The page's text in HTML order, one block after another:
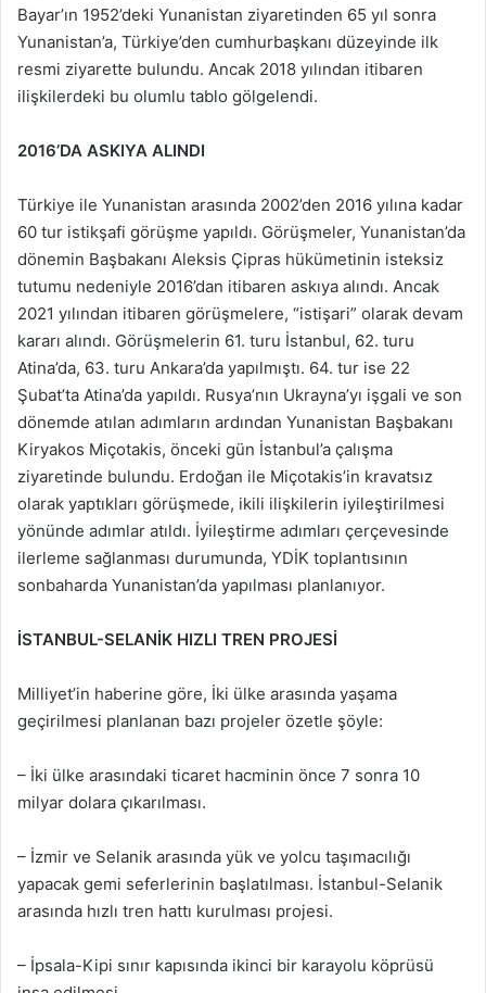
Bayar’ın 1952’deki Yunanistan ziyaretinden 65 yıl sonra
Yunanistan’a, Türkiye’den cumhurbaşkanı düzeyinde ilk
resmi ziyarette bulundu. Ancak 2018 yılından itibaren
ilişkilerdeki bu olumlu tablo gölgelendi.
2016’DA ASKIYA ALINDI
Türkiye ile Yunanistan arasında 2002’den 2016 yılına kadar
60 tur istikşafi görüşme yapıldı. Görüşmeler, Yunanistan’da
dönemin Başbakanı Aleksis Çipras hükümetinin isteksiz
tutumu nedeniyle 2016’dan itibaren askıya alındı. Ancak
2021 yılından itibaren görüşmelere, “istişari” olarak devam
kararı alındı. Görüşmelerin 61. turu İstanbul, 62. turu
Atina’da, 63. turu Ankara’da yapılmıştı. 64. tur ise 22
Şubat’ta Atina’da yapıldı. Rusya’nın Ukrayna’yı işgali ve son
dönemde atılan adımların ardından Yunanistan Başbakanı
Kiryakos Miçotakis, önceki gün İstanbul’a çalışma
ziyaretinde bulundu. Erdoğan ile Miçotakis’in kravatsız
olarak yaptıkları görüşmede, ikili ilişkilerin iyileştirilmesi
yönünde adımlar atıldı. İyileştirme adımları çerçevesinde
ilerleme sağlanması durumunda, YDİK toplantısının
sonbaharda Yunanistan’da yapılması planlanıyor.
İSTANBUL-SELANİK HIZLI TREN PROJESİ
Milliyet’in haberine göre, İki ülke arasında yaşama
geçirilmesi planlanan bazı projeler özetle şöyle:
– İki ülke arasındaki ticaret hacminin önce 7 sonra 10
milyar dolara çıkarılması.
– İzmir ve Selanik arasında yük ve yolcu taşımacılığı
yapacak gemi seferlerinin başlatılması. İstanbul-Selanik
arasında hızlı tren hattı kurulması projesi.
– İpsala-Kipi sınır kapısında ikinci bir karayolu köprüsü